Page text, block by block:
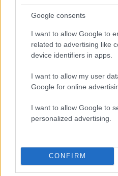
Google consents
I want to allow Google to
related to advertising like
device identifiers in apps.
I want to allow my user
Google for online
I want to allow Google to
personalized advertising.
CONFIRM
Υποβολή
Όροι Χρήσης. Το site
Πολιτική Απορρήτου&Όροι
ΟΛΓΑ
Ακολουθήστε το Νewsit.gr στο
ενημερωθείτε πρώτοι για όλη